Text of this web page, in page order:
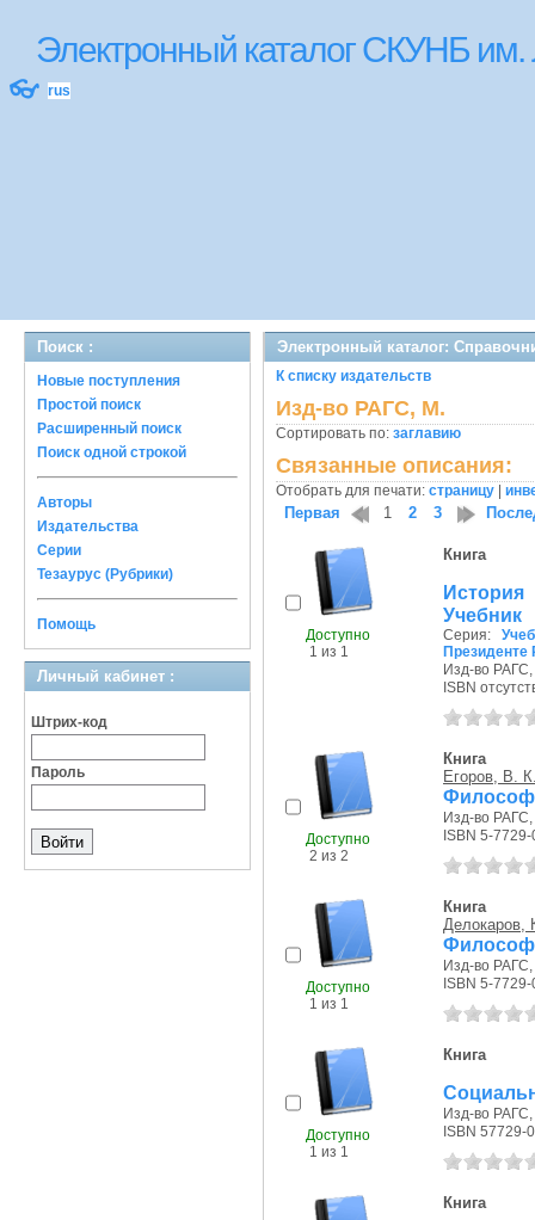
Электронный каталог СКУНБ
👓 rus
Поиск :
Новые поступления
Простой поиск
Расширенный поиск
Поиск одной строкой
Авторы
Издательства
Серии
Тезаурус (Рубрики)
Помощь
Личный кабинет :
Штрих-код
Пароль
Электронный каталог:
К списку издательств
Изд-во РАГС, М.
Сортировать по: заглавию
Связанные описания:
Отобрать для печати: страницу
Первая 1 2 3
Доступно
1 из 1
Книга
Учебник
Серия:
Президенте
Изд-во РАГС,
ISBN
Доступно
2 из 2
Книга
Егоров, В.
Изд-во РАГС,
ISBN 5-
Доступно
1 из 1
Книга
Делокаров,
Изд-во РАГС,
ISBN 5-
Доступно
1 из 1
Книга
Изд-во РАГС,
ISBN 57729-
Книга